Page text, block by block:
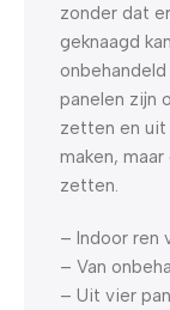
zonder dat
geknaagd
panelen zijn
zetten en uit
maken,
zetten.
– Indoor ren
– Van
– Uit vier